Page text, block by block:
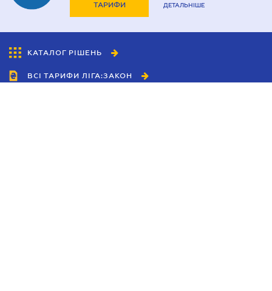
ТАРИФИ ДЕТАЛЬНІШЕ
КАТАЛОГ РІШЕНЬ
ВСІ ТАРИФИ ЛІГА:ЗАКОН